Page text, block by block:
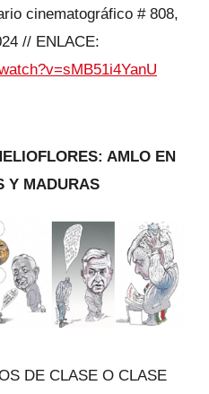
cinematográfico # 808,
// ENLACE:
AMLO EN
Y MADURAS
DE CLASE O CLASE